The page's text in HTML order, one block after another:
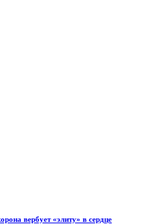
вербует «элиту» в сердце